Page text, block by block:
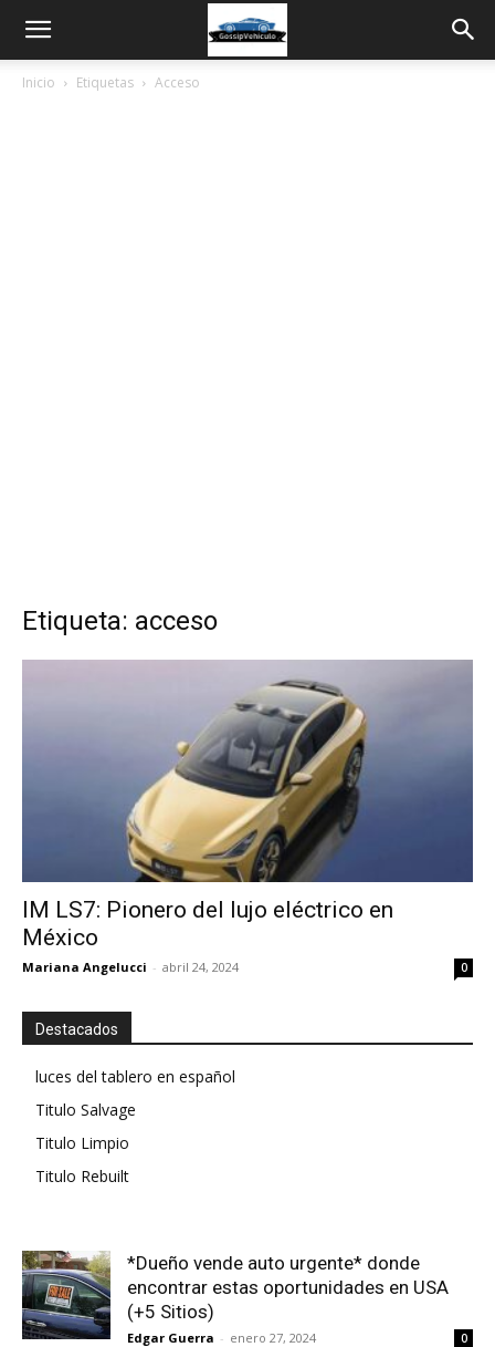
Inicio Etiquetas Acceso
Etiqueta: acceso
IM LS7: Pionero del lujo eléctrico en
México
Mariana Angelucci - abril 24, 2024 0
Destacados
luces del tablero en español
Titulo Salvage
Titulo Limpio
Titulo Rebuilt
*Dueño vende auto urgente* donde
encontrar estas oportunidades en USA
(+5 Sitios)
Edgar Guerra - enero 27, 2024 0